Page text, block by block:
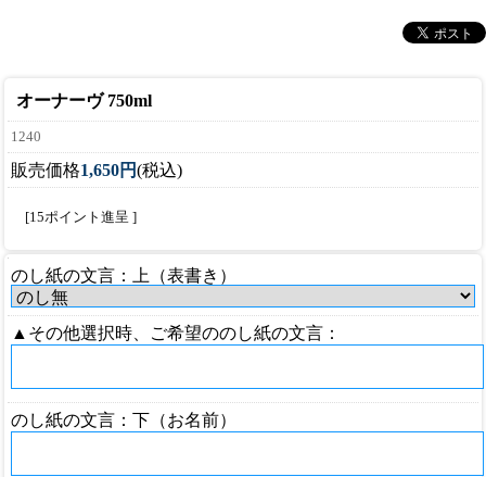
オーナーヴ 750ml
1240
販売価格1,650円(税込)
[15ポイント進呈 ]
のし紙の文言：上（表書き）
▲その他選択時、ご希望ののし紙の文言：
のし紙の文言：下（お名前）